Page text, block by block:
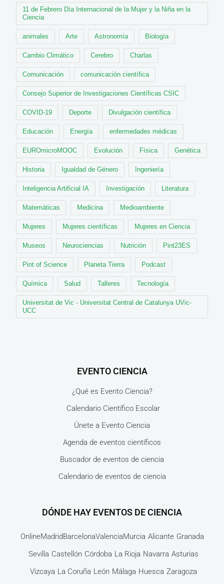
11 de Febrero Día Internacional de la Mujer y la Niña en la
Ciencia
animales Arte Astronomía Biología
Cambio Climático Cerebro Charlas
Comunicación comunicación científica
Consejo Superior de Investigaciones Científicas CSIC
COVID-19 Deporte Divulgación científica
Educación Energía enfermedades médicas
EUROmicroMOOC Evolución Física Genética
Historia Igualdad de Género Ingeniería
Inteligencia Artificial IA Investigación Literatura
Matemáticas Medicina Medioambiente
Mujeres Mujeres científicas Mujeres en Ciencia
Museos Neurociencias Nutrición Pint23ES
Pint of Science Planeta Tierra Podcast
Química Salud Talleres Tecnología
Universitat de Vic - Universitat Central de Catalunya UVic-
UCC
EVENTO CIENCIA
¿Qué es Evento Ciencia?
Calendario Científico Escolar
Únete a Evento Ciencia
Agenda de eventos científicos
Buscador de eventos de ciencia
Calendario de eventos de ciencia
DÓNDE HAY EVENTOS DE CIENCIA
OnlineMadridBarcelonaValenciaMurcia Alicante Granada
Sevilla Castellón Córdoba La Rioja Navarra Asturias
Vizcaya La Coruña León Málaga Huesca Zaragoza